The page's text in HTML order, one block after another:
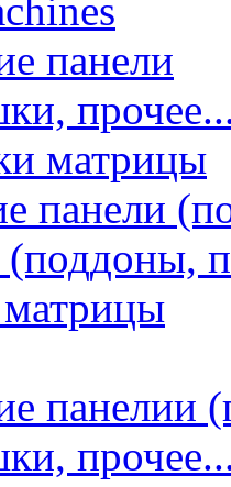
панели
матрицы
панели
панелии